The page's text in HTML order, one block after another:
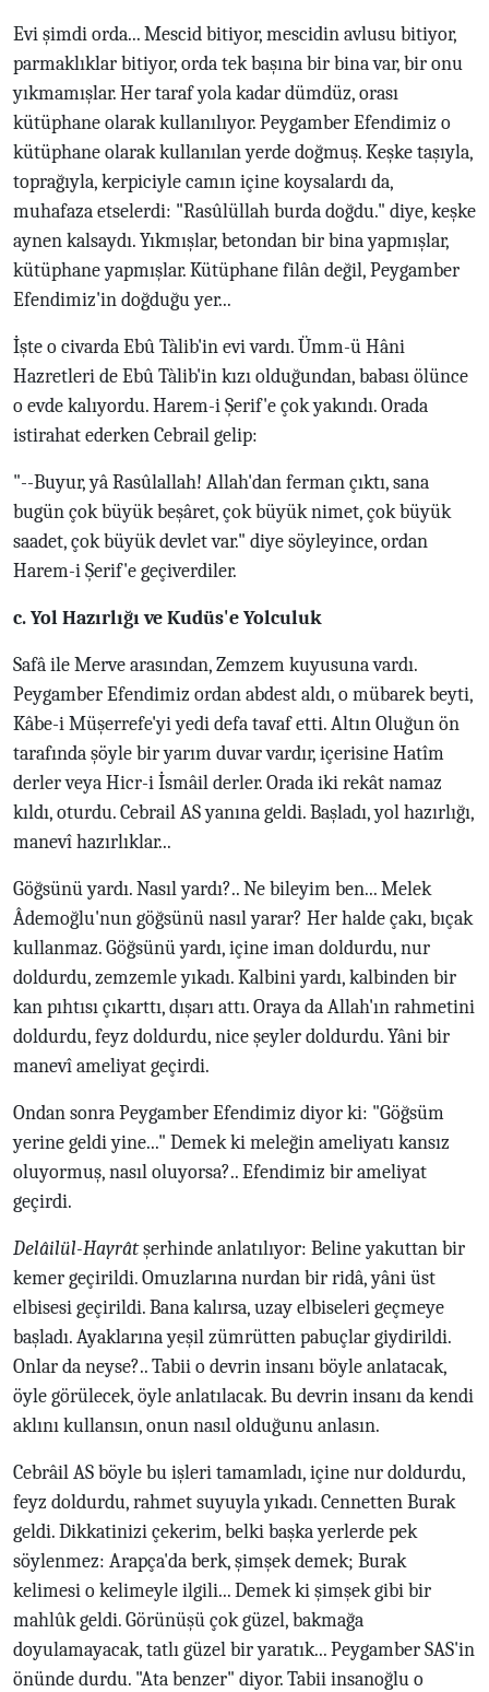
Evi şimdi orda... Mescid bitiyor, mescidin avlusu bitiyor,
parmaklıklar bitiyor, orda tek başına bir bina var, bir onu
yıkmamışlar. Her taraf yola kadar dümdüz, orası
kütüphane olarak kullanılıyor. Peygamber Efendimiz o
kütüphane olarak kullanılan yerde doğmuş. Keşke taşıyla,
toprağıyla, kerpiciyle camın içine koysalardı da,
muhafaza etselerdi: "Rasûlüllah burda doğdu." diye, keşke
aynen kalsaydı. Yıkmışlar, betondan bir bina yapmışlar,
kütüphane yapmışlar. Kütüphane filân değil, Peygamber
Efendimiz'in doğduğu yer...
İşte o civarda Ebû Tàlib'in evi vardı. Ümm-ü Hâni
Hazretleri de Ebû Tàlib'in kızı olduğundan, babası ölünce
o evde kalıyordu. Harem-i Şerif'e çok yakındı. Orada
istirahat ederken Cebrail gelip:
"--Buyur, yâ Rasûlallah! Allah'dan ferman çıktı, sana
bugün çok büyük beşâret, çok büyük nimet, çok büyük
saadet, çok büyük devlet var." diye söyleyince, ordan
Harem-i Şerif'e geçiverdiler.
c. Yol Hazırlığı ve Kudüs'e Yolculuk
Safâ ile Merve arasından, Zemzem kuyusuna vardı.
Peygamber Efendimiz ordan abdest aldı, o mübarek beyti,
Kâbe-i Müşerrefe'yi yedi defa tavaf etti. Altın Oluğun ön
tarafında şöyle bir yarım duvar vardır, içerisine Hatîm
derler veya Hicr-i İsmâil derler. Orada iki rekât namaz
kıldı, oturdu. Cebrail AS yanına geldi. Başladı, yol hazırlığı,
manevî hazırlıklar...
Göğsünü yardı. Nasıl yardı?.. Ne bileyim ben... Melek
Âdemoğlu'nun göğsünü nasıl yarar? Her halde çakı, bıçak
kullanmaz. Göğsünü yardı, içine iman doldurdu, nur
doldurdu, zemzemle yıkadı. Kalbini yardı, kalbinden bir
kan pıhtısı çıkarttı, dışarı attı. Oraya da Allah'ın rahmetini
doldurdu, feyz doldurdu, nice şeyler doldurdu. Yâni bir
manevî ameliyat geçirdi.
Ondan sonra Peygamber Efendimiz diyor ki: "Göğsüm
yerine geldi yine..." Demek ki meleğin ameliyatı kansız
oluyormuş, nasıl oluyorsa?.. Efendimiz bir ameliyat
geçirdi.
Delâilül-Hayrâtşerhinde anlatılıyor: Beline yakuttan bir
kemer geçirildi. Omuzlarına nurdan bir ridâ, yâni üst
elbisesi geçirildi. Bana kalırsa, uzay elbiseleri geçmeye
başladı. Ayaklarına yeşil zümrütten pabuçlar giydirildi.
Onlar da neyse?.. Tabii o devrin insanı böyle anlatacak,
öyle görülecek, öyle anlatılacak. Bu devrin insanı da kendi
aklını kullansın, onun nasıl olduğunu anlasın.
Cebrâil AS böyle bu işleri tamamladı, içine nur doldurdu,
feyz doldurdu, rahmet suyuyla yıkadı. Cennetten Burak
geldi. Dikkatinizi çekerim, belki başka yerlerde pek
söylenmez: Arapça'da berk, şimşek demek; Burak
kelimesi o kelimeyle ilgili... Demek ki şimşek gibi bir
mahlûk geldi. Görünüşü çok güzel, bakmağa
doyulamayacak, tatlı güzel bir yaratık... Peygamber SAS'in
önünde durdu. "Ata benzer" diyor. Tabii insanoğlu o